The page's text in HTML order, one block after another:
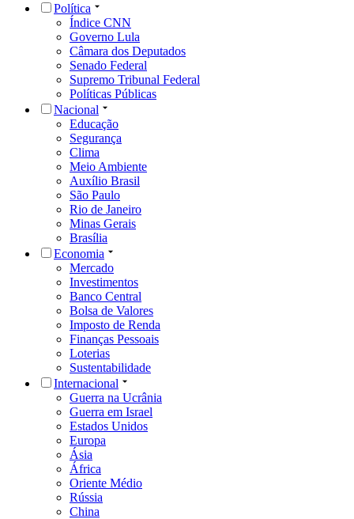
Política
Índice CNN
Governo Lula
Câmara dos Deputados
Senado Federal
Supremo Tribunal Federal
Políticas Públicas
Nacional
Educação
Segurança
Clima
Meio Ambiente
Auxílio Brasil
São Paulo
Rio de Janeiro
Minas Gerais
Brasília
Economia
Mercado
Investimentos
Banco Central
Bolsa de Valores
Imposto de Renda
Finanças Pessoais
Loterias
Sustentabilidade
Internacional
Guerra na Ucrânia
Guerra em Israel
Estados Unidos
Europa
Ásia
África
Oriente Médio
Rússia
China